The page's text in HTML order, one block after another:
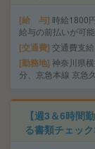
給 与 時給1800
給与の前払いが可
交通費 交通費支給
勤務地 神奈川県
分、京急本線 京急
【週3＆6時間
る書類チェッ